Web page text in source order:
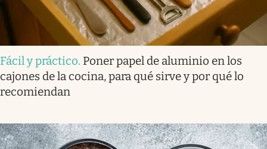
Fácil y práctico. Poner papel de aluminio en los
cajones de la cocina, para qué sirve y por qué lo
recomiendan